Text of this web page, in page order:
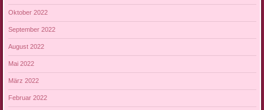
Oktober 2022
September 2022
August 2022
Mai 2022
März 2022
Februar 2022